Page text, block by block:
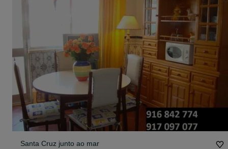
Santa Cruz junto ao mar